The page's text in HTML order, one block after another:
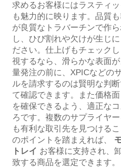
求めるお客様にはラスティ
も魅力的に映ります。品質
が良質なトラバーチンで作
し、ひび割れや欠けが生じ
ださい。仕上げもチェック
視するなら、滑らかな表面
量発注の前に、XPICなどの
ルを請求するのは賢明な判
て確認できます。また価格
を確保できるよう、適正な
ろです。複数のサプライヤ
も有利な取引先を見つける
のポイントを踏まえれば、
トレイ お客様に支持され、
致する商品を選定できます。